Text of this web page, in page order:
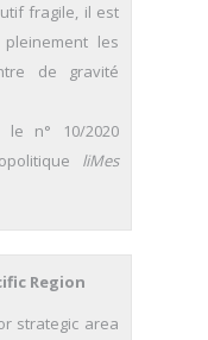
fragile, il est
les
de gravité
n° 10/2020
liMes
Region
strategic area